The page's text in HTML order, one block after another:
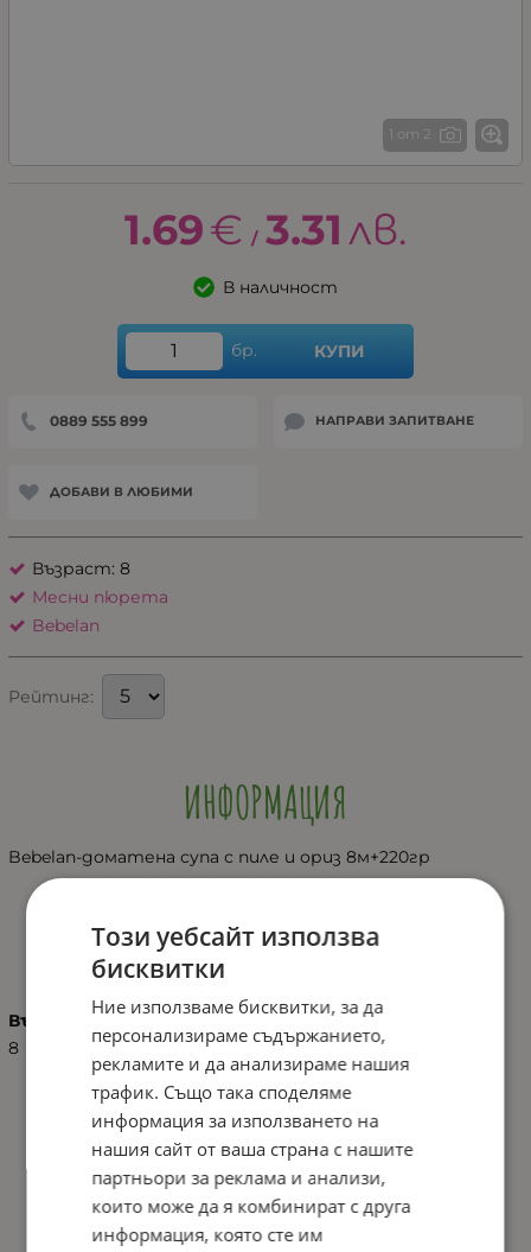
1 от 2
1.69€ / 3.31лв.
В наличност
бр. КУПИ
0889 555 899 НАПРАВИ ЗАПИТВАНЕ
ДОБАВИ В ЛЮБИМИ
Възраст: 8
Месни пюрета
Bebelan
Рейтинг:
ИНФОРМАЦИЯ
Bebelan-доматена супа с пиле и ориз 8м+220гр
ХАРАКТЕРИСТИКИ
Възраст
8
Този уебсайт използва
бисквитки
Ние използваме бисквитки, за да
персонализираме съдържанието,
рекламите и да анализираме нашия
трафик. Също така споделяме
информация за използването на
нашия сайт от ваша страна с нашите
партньори за реклама и анализи,
които може да я комбинират с друга
информация, която сте им